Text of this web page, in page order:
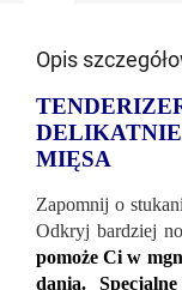
Opis
MIĘSA
Zapomnij o
Odkryj bardziej
pomoże Ci w
dania.